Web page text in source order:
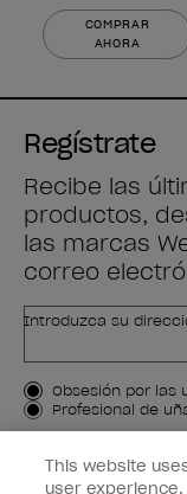
COMPRAR
AHORA
Regístrate
Recibe las
productos,
las marcas
correo
Introduzca su
Tipo de cliente
Obsesión por las
Profesional de
APÚNTAME
This website
user experience.